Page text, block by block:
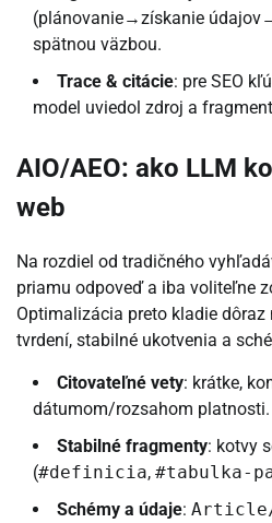
(plánovanie→získanie
spätnou väzbou.
Trace & citácie: pre SEO
model uviedol zdroj a
AIO/AEO: ako LLM
web
Na rozdiel od tradičného
priamu odpoveď a iba voliteľne
Optimalizácia preto kladie
tvrdení, stabilné ukotvenia a
Citovateľné vety: krátke,
dátumom/rozsahom platnosti.
Stabilné fragmenty: kotvy
(#definicia, #tabulka-
Schémy a údaje: